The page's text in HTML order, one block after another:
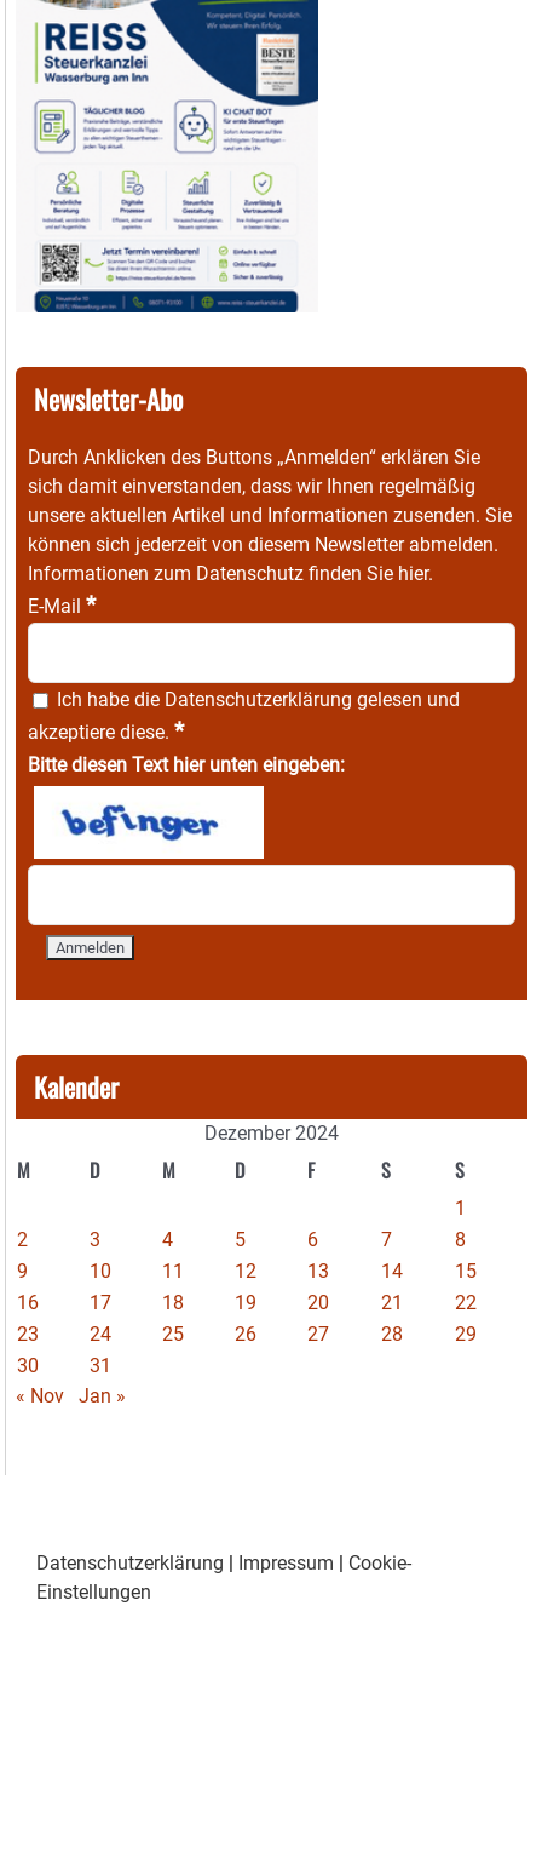
Newsletter-Abo
Durch Anklicken des Buttons „Anmelden“ erklären Sie
sich damit einverstanden, dass wir Ihnen regelmäßig
unsere aktuellen Artikel und Informationen zusenden. Sie
können sich jederzeit von diesem Newsletter abmelden.
Informationen zum Datenschutz finden Sie hier.
E-Mail *
Ich habe die Datenschutzerklärung gelesen und
akzeptiere diese. *
Bitte diesen Text hier unten eingeben:
Kalender
Dezember 2024
M D M D F S S
1
2
3 4 5 6 7
8
9
10 11 12 13 14
15
16
17 18 19 20 21
22
23
24 25 26 27 28
29
30
31
« Nov
Jan »
Datenschutzerklärung | Impressum | Cookie-
Einstellungen